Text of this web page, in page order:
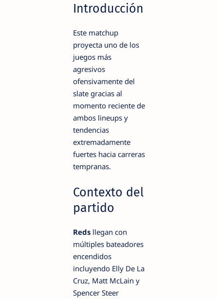
Introducción
Este matchup
proyecta uno de los
juegos más
agresivos
ofensivamente del
slate gracias al
momento reciente de
ambos lineups y
tendencias
extremadamente
fuertes hacia carreras
tempranas.
Contexto del
partido
Reds llegan con
múltiples bateadores
encendidos
incluyendo Elly De La
Cruz, Matt McLain y
Spencer Steer